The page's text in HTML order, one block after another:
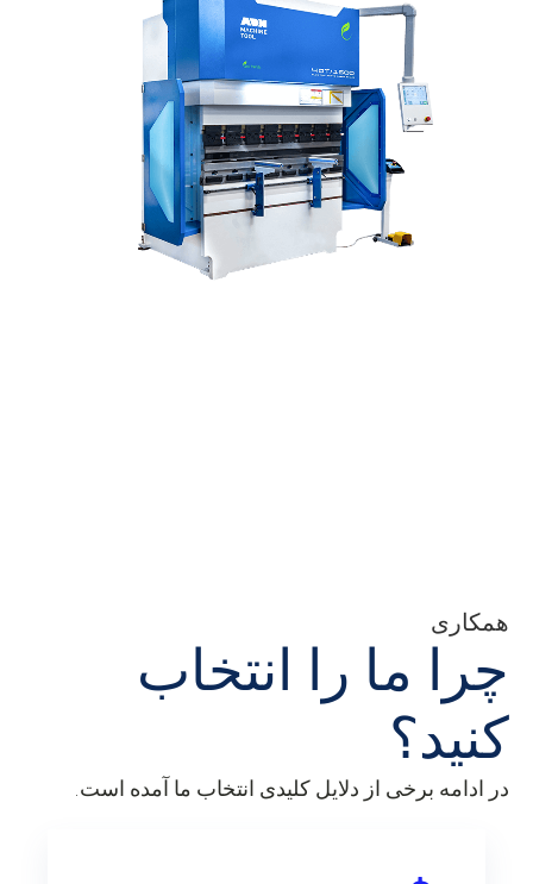
همکاری
چرا ما را انتخاب
کنید؟
در ادامه برخی از دلایل کلیدی انتخاب ما آمده است.